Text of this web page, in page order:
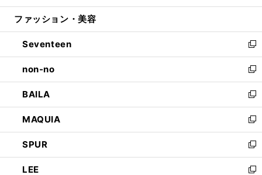
開
ウ
開
く
ン
ウ
で
開
く
ウ
ン
ド
ウ
で
開
く
ファッション・美容
Seventeen
新
し
い
ウ
ィ
ン
ド
ウ
で
開
く
non-no
新
し
い
ウ
ィ
ン
ド
ウ
で
BAILA
新
し
い
ウ
ィ
ン
ド
MAQUIA
新
し
い
ウ
ィ
SPUR
新
し
い
LEE
新